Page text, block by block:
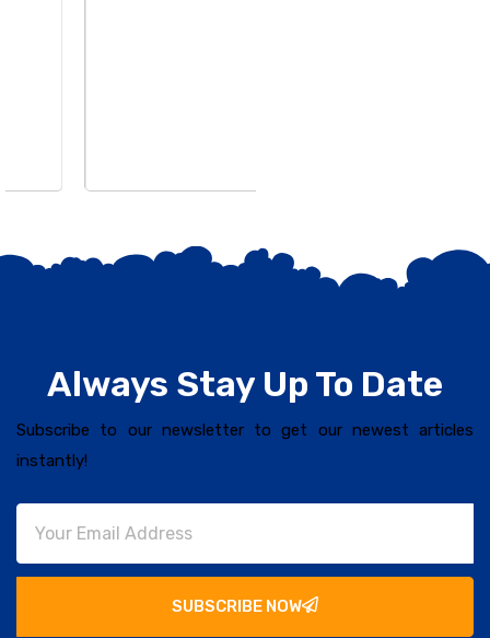
Always Stay Up To Date
Subscribe to our newsletter to get our newest articles
instantly!
SUBSCRIBE NOW